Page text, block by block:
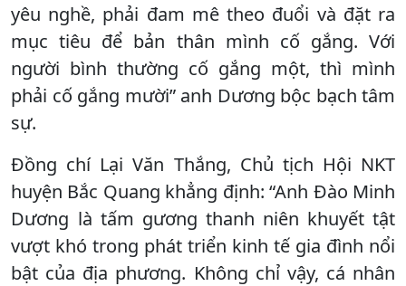
yêu nghề, phải đam mê theo đuổi và đặt ra
mục tiêu để bản thân mình cố gắng. Với
người bình thường cố gắng một, thì mình
phải cố gắng mười” anh Dương bộc bạch tâm
sự.
Đồng chí Lại Văn Thắng, Chủ tịch Hội NKT
huyện Bắc Quang khẳng định: “Anh Đào Minh
Dương là tấm gương thanh niên khuyết tật
vượt khó trong phát triển kinh tế gia đình nổi
bật của địa phương. Không chỉ vậy, cá nhân